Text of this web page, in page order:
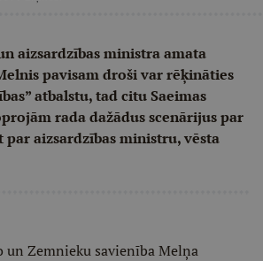
aizsardzības ministra amata
pavisam droši var rēķināties
atbalstu, tad citu Saeimas
rada dažādus scenārijus par
aizsardzības ministru, vēsta
un Zemnieku savienība Melņa